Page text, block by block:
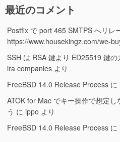
最近のコメント
Postfix で port 465 SMTPS へリレ
https://www.housekingz.com/we-
SSH は RSA 鍵より ED25519 鍵
ira companies より
FreeBSD 14.0 Release Process に
ATOK for Mac でキー操作で想定
う に ippo より
FreeBSD 14.0 Release Process に